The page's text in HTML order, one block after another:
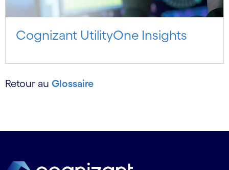
Cognizant UtilityOne Insights
Retour au Glossaire